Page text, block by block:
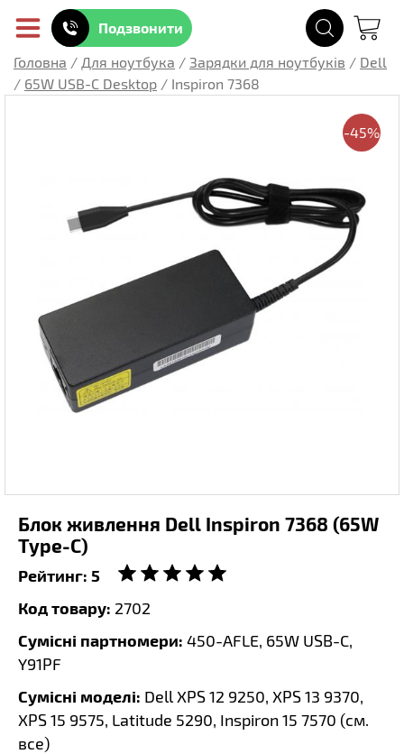
Подзвонити
Головна / Для ноутбука / Зарядки для ноутбуків / Dell
/ 65W USB-C Desktop / Inspiron 7368
-45%
Блок живлення Dell Inspiron 7368 (65W
Type-C)
Рейтинг: 5
Код товару: 2702
Сумісні партномери: 450-AFLE, 65W USB-C,
Y91PF
Сумісні моделі: Dell XPS 12 9250, XPS 13 9370,
XPS 15 9575, Latitude 5290, Inspiron 15 7570 (см.
все)